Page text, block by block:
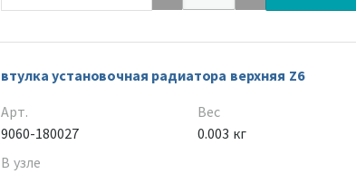
втулка установочная радиатора верхняя Z6
Арт.
9060-180027
В узле
Вес
0.003 кг